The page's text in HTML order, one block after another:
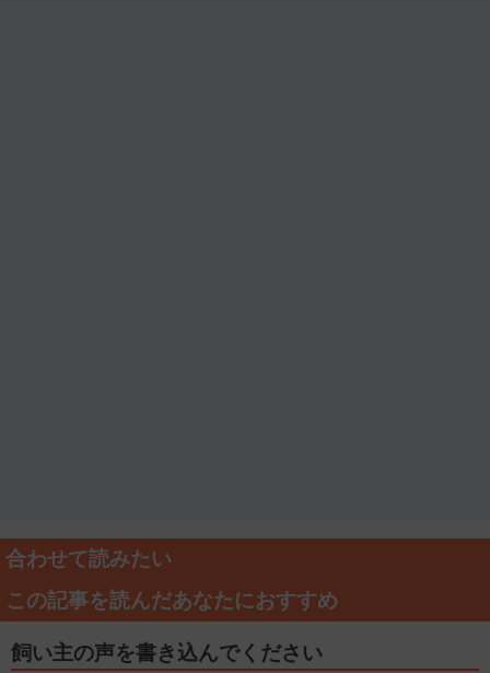
合わせて読みたい
この記事を読んだあなたにおすすめ
飼い主の声を書き込んでください